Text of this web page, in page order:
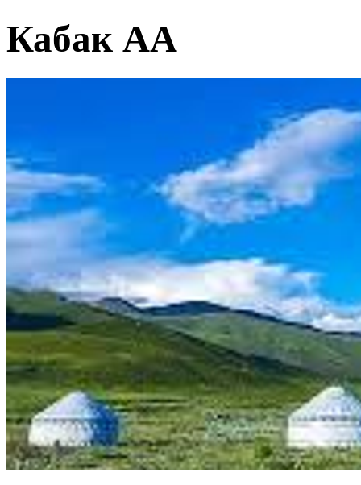
Кабак АА